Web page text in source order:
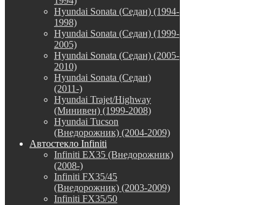
Hyundai Sonata (Седан) (1994-
1998)
Hyundai Sonata (Седан) (1999-
2005)
Hyundai Sonata (Седан) (2005-
2010)
Hyundai Sonata (Седан)
(2011-)
Hyundai Trajet/Highway
(Минивен) (1999-2008)
Hyundai Tucson
(Внедорожник) (2004-2009)
Автостекло Infiniti
Infiniti EX35 (Внедорожник)
(2008-)
Infiniti FX35/45
(Внедорожник) (2003-2009)
Infiniti FX35/50